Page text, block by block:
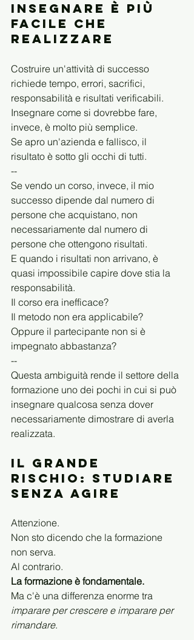
Insegnare è più
facile che
realizzare
Costruire un'attività di successo
richiede tempo, errori, sacrifici,
responsabilità e risultati verificabili.
Insegnare come si dovrebbe fare,
invece, è molto più semplice.
Se apro un'azienda e fallisco, il
risultato è sotto gli occhi di tutti.
--
Se vendo un corso, invece, il mio
successo dipende dal numero di
persone che acquistano, non
necessariamente dal numero di
persone che ottengono risultati.
E quando i risultati non arrivano, è
quasi impossibile capire dove stia la
responsabilità.
Il corso era inefficace?
Il metodo non era applicabile?
Oppure il partecipante non si è
impegnato abbastanza?
--
Questa ambiguità rende il settore della
formazione uno dei pochi in cui si può
insegnare qualcosa senza dover
necessariamente dimostrare di averla
realizzata.
Il grande
rischio: studiare
senza agire
Attenzione.
Non sto dicendo che la formazione
non serva.
Al contrario.
La formazione è fondamentale.
Ma c'è una differenza enorme tra
imparare per crescere e imparare per
rimandare.